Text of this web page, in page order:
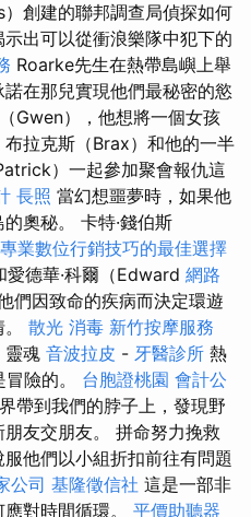
）創建的聯邦調查局偵探如何
出可以從衝浪樂隊中犯下的
Roarke先生在熱帶島嶼上舉
在那兒實現他們最秘密的慾
Gwen），他想將一個女孩
拉克斯（Brax）和他的一半
）一起參加聚會報仇這
長照 當幻想噩夢時，如果他
奧秘。 卡特·錢伯斯
業數位行銷技巧的最佳選擇
德華·科爾（Edward 網路
們因致命的疾病而決定環遊
散光 消毒 新竹按摩服務
靈魂 音波拉皮 - 牙醫診所 熱
險的。 台胞證桃園 會計公
帶到我們的脖子上，發現野
友交朋友。 拼命努力挽救
他們以小組折扣前往有問題
公司 基隆徵信社 這是一部非
對時間循環。 平價助聽器